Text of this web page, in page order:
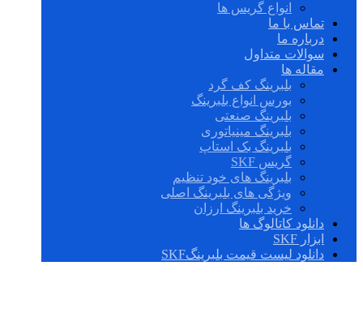
انواع گریس ها
تماس با ما
درباره ما
سوالات متداول
مقاله ها
بلبرینگ کف گرد
بورس انواع بلبرینگ
بلبرینگ صنعتی
بلبرینگ مینیاتوری
بلبرینگ بک استاپ
گریس SKF
بلبرینگ های خود تنظیم
ویژگی های بلبرینگ اصلی
خرید بلبرینگ ارزان
دانلود کاتالوگ ها
ابزار SKF
دانلود لیست قیمت بلبرینگSKF